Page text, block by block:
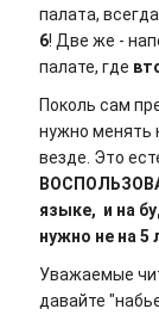
палата,
6! Две же -
палате, где
Поколь сам
нужно менять
везде. Это
языке, и на
нужно не на 5
Уважаемые
давайте